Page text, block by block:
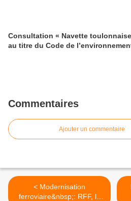
Consultation « Navette
au titre du Code de
Commentaires
Ajouter un commentaire
< Modernisation
ferroviaire&nbsp;: RFF, la